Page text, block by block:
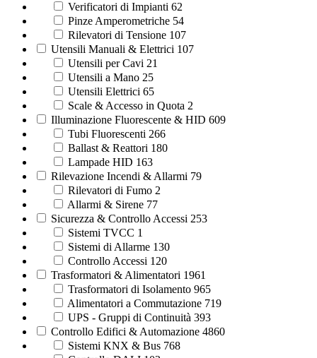
Verificatori di Impianti 62
Pinze Amperometriche 54
Rilevatori di Tensione 107
Utensili Manuali & Elettrici 107
Utensili per Cavi 21
Utensili a Mano 25
Utensili Elettrici 65
Scale & Accesso in Quota 2
Illuminazione Fluorescente & HID 609
Tubi Fluorescenti 266
Ballast & Reattori 180
Lampade HID 163
Rilevazione Incendi & Allarmi 79
Rilevatori di Fumo 2
Allarmi & Sirene 77
Sicurezza & Controllo Accessi 253
Sistemi TVCC 1
Sistemi di Allarme 130
Controllo Accessi 120
Trasformatori & Alimentatori 1961
Trasformatori di Isolamento 965
Alimentatori a Commutazione 719
UPS - Gruppi di Continuità 393
Controllo Edifici & Automazione 4860
Sistemi KNX & Bus 768